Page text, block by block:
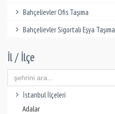
Bahçelievler Ofis Taşıma
Bahçelievler Sigortalı Eşya Taşıma
İl / İlçe
İstanbul İlçeleri
Adalar